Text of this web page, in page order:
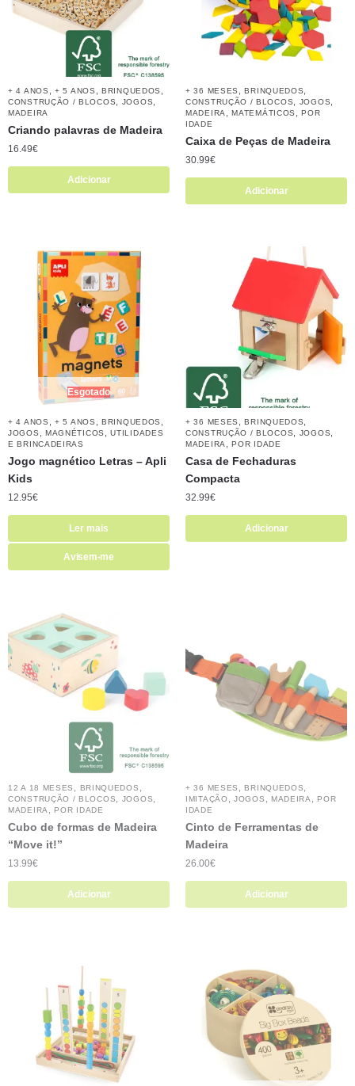
+ 4 ANOS ,+ 5 ANOS ,BRINQUEDOS
CONSTRUÇÃO / BLOCOS JOGOS
MADEIRA
Criando palavras de Madeira
16.49€
Adicionar
+ 36 MESES ,BRINQUEDOS
CONSTRUÇÃO / BLOCOS JOGOS
MADEIRA ,MATEMÁTICOS ,POR
IDADE
Caixa de Peças de Madeira
30.99€
Adicionar
Esgotado
+ 4 ANOS ,+ 5 ANOS ,BRINQUEDOS
JOGOS MAGNÉTICOS ,UTILIDADES
E BRINCADEIRAS
Jogo magnético Letras – Apli
Kids
12.95€
Ler mais
Avisem-me
+ 36 MESES ,BRINQUEDOS
CONSTRUÇÃO / BLOCOS JOGOS
MADEIRA ,POR IDADE
Casa de Fechaduras
Compacta
32.99€
Adicionar
12 A 18 MESES BRINQUEDOS
CONSTRUÇÃO / BLOCOS JOGOS
MADEIRA POR IDADE
Cubo de formas de Madeira
“Move it!”
13.99€
Adicionar
+ 36 MESES BRINQUEDOS
IMITAÇÃO ,JOGOS MADEIRA
POR
IDADE
Cinto de Ferramentas de
Madeira
26.00€
Adicionar